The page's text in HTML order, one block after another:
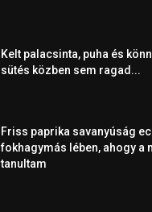
Kelt palacsinta, puha és
sütés közben sem ragad...
Friss paprika savanyúság
fokhagymás lében, ahogy a
tanultam